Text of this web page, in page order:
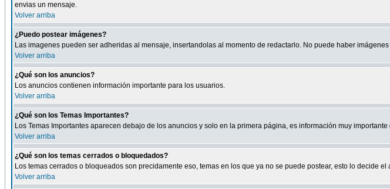
envias un mensaje.
Volver arriba
¿Puedo postear imágenes?
Las imagenes pueden ser adheridas al mensaje, insertandolas al momento de redactarlo. No puede haber
Volver arriba
¿Qué son los anuncios?
Los anuncios contienen información importante para los usuarios.
Volver arriba
¿Qué son los Temas Importantes?
Los Temas Importantes aparecen debajo de los anuncios y solo en la primera página, es información muy
Volver arriba
¿Qué son los temas cerrados o bloquedados?
Los temas cerrados o bloqueados son precidamente eso, temas en los que ya no se puede postear, esto lo decide
Volver arriba